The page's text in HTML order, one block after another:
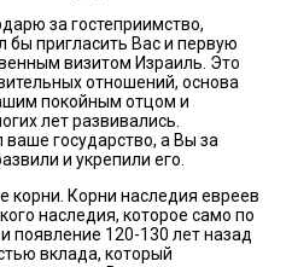
за гостеприимство,
бы пригласить Вас и первую
визитом Израиль. Это
отношений, основа
покойным отцом и
лет развивались.
государство, а Вы за
и укрепили его.
корни. Корни наследия евреев
наследия, которое само по
появление 120-130 лет назад
вклада, который